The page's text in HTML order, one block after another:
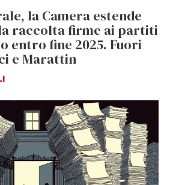
la Camera estende
raccolta firme ai partiti
entro fine 2025. Fuori
e Marattin